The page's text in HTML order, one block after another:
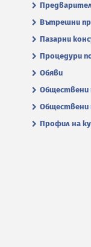
Вътрешни
Пазарни
Процедури
Обяви
Обществени
Обществени
Профил на